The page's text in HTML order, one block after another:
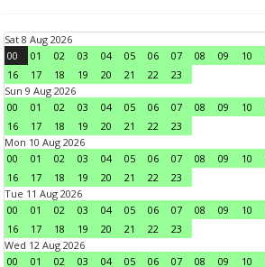
Sat 8 Aug 2026
00
01 02 03 04 05 06 07 08 09 10
16
17 18 19 20 21 22
23
Sun 9 Aug 2026
00
01 02 03 04 05 06 07 08 09 10
16
17 18 19 20 21 22
23
Mon 10 Aug 2026
00
01 02 03 04 05 06 07 08 09 10
16
17 18 19 20 21 22
23
Tue 11 Aug 2026
00
01 02 03 04 05 06 07 08 09 10
16
17 18 19 20 21 22
23
Wed 12 Aug 2026
00
01 02 03 04 05 06 07 08 09 10